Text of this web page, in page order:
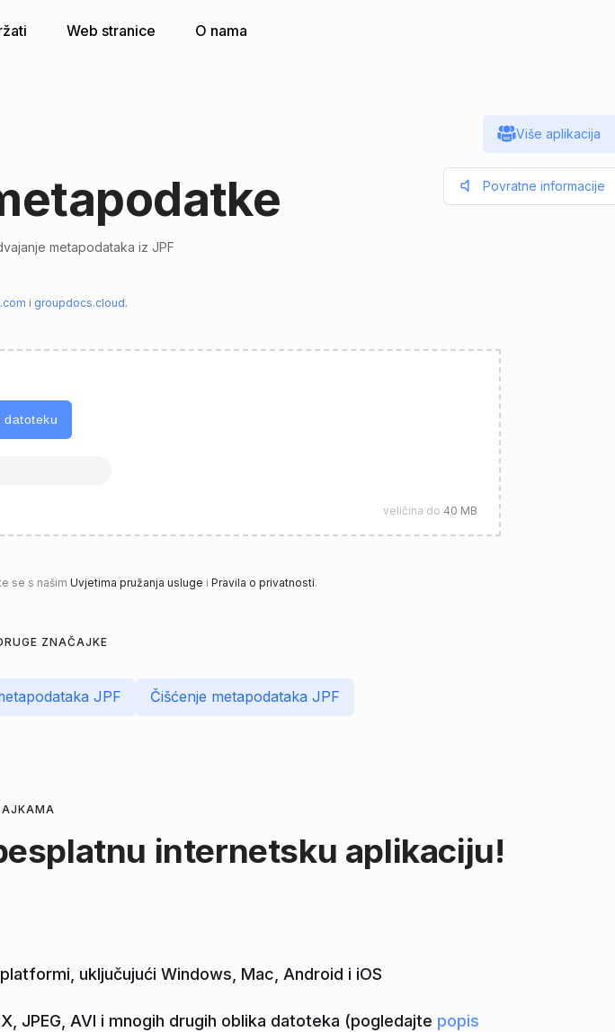
Web stranice O nama
metapodataka iz JPF
i groupdocs.cloud.
datoteku
veličina do 40 MB
se s našim Uvjetima pružanja usluge i Pravila o privatnosti.
ZNAČAJKE
JPF Čišćenje metapodataka JPF
internetsku aplikaciju!
uključujući Windows, Mac, Android i iOS
JPEG, AVI i mnogih drugih oblika datoteka (pogledajte popis
Više aplikacija
Povratne informacije